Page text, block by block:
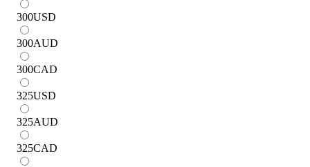
300USD
300AUD
300CAD
325USD
325AUD
325CAD